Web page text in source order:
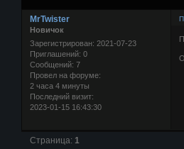
MrTwister
Новичок
Зарегистрирован: 2021-07-23
Приглашений: 0
Сообщений: 7
Провел на форуме:
2 часа 4 минуты
Последний визит:
2023-01-15 16:43:30
Страница: 1